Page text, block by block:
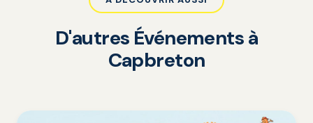
D'autres Événements à
Capbreton